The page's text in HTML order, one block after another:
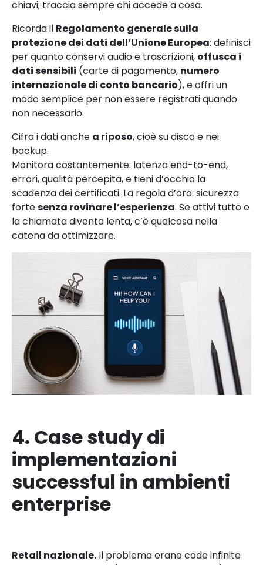
chiavi; traccia sempre chi accede a cosa.
Ricorda il Regolamento generale sulla
protezione dei dati dell’Unione Europea: definisci
per quanto conservi audio e trascrizioni, offusca i
dati sensibili (carte di pagamento, numero
internazionale di conto bancario), e offri un
modo semplice per non essere registrati quando
non necessario.
Cifra i dati anche a riposo, cioè su disco e nei
backup.
Monitora costantemente: latenza end-to-end,
errori, qualità percepita, e tieni d’occhio la
scadenza dei certificati. La regola d’oro: sicurezza
fortesenza rovinare l’esperienza. Se attivi tutto e
la chiamata diventa lenta, c’è qualcosa nella
catena da ottimizzare.
4. Case study di
implementazioni
successful in ambienti
enterprise
Retail nazionale. Il problema erano code infinite